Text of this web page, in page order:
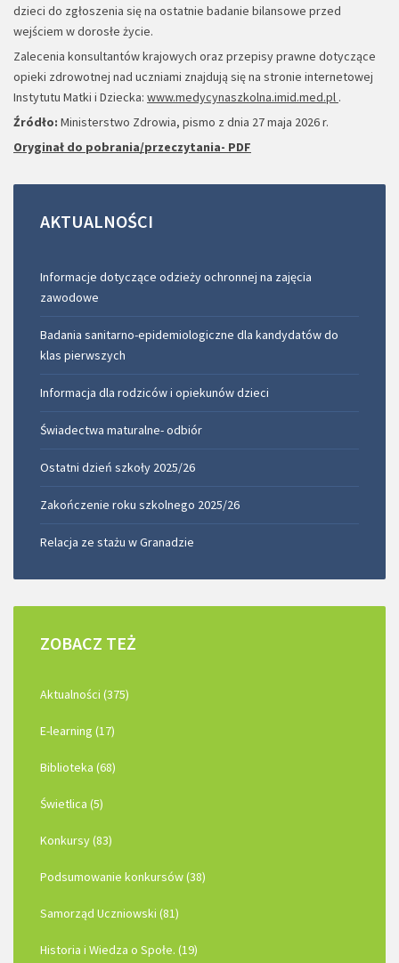
dzieci do zgłoszenia się na ostatnie badanie bilansowe przed
wejściem w dorosłe życie.
Zalecenia konsultantów krajowych oraz przepisy prawne dotyczące
opieki zdrowotnej nad uczniami znajdują się na stronie internetowej
Instytutu Matki i Dziecka: www.medycynaszkolna.imid.med.pl .
Źródło: Ministerstwo Zdrowia, pismo z dnia 27 maja 2026 r.
Oryginał do pobrania/przeczytania- PDF
AKTUALNOŚCI
Informacje dotyczące odzieży ochronnej na zajęcia
zawodowe
Badania sanitarno-epidemiologiczne dla kandydatów do
klas pierwszych
Informacja dla rodziców i opiekunów dzieci
Świadectwa maturalne- odbiór
Ostatni dzień szkoły 2025/26
Zakończenie roku szkolnego 2025/26
Relacja ze stażu w Granadzie
ZOBACZ TEŻ
Aktualności (375)
E-learning (17)
Biblioteka (68)
Świetlica (5)
Konkursy (83)
Podsumowanie konkursów (38)
Samorząd Uczniowski (81)
Historia i Wiedza o Społe. (19)